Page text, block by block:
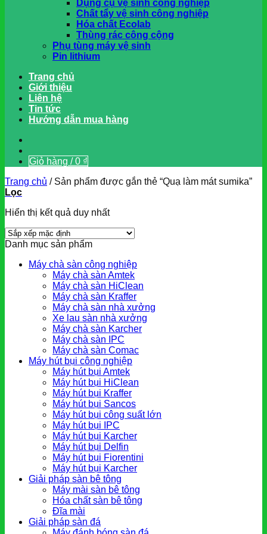
Dụng cụ vệ sinh công nghiệp
Chất tẩy vệ sinh công nghiệp
Hóa chất Ecolab
Thùng rác công cộng
Phụ tùng máy vệ sinh
Pin lithium
Trang chủ
Giới thiệu
Liên hệ
Tin tức
Hướng dẫn mua hàng
Giỏ hàng /0 ₫
Trang chủ /Sản phẩm được gắn thẻ “Quạ làm mát sumika”
Lọc
Hiển thị kết quả duy nhất
Danh mục sản phẩm
Máy chà sàn công nghiệp
Máy chà sàn Amtek
Máy chà sàn HiClean
Máy chà sàn Kraffer
Máy chà sàn nhà xưởng
Xe lau sàn nhà xưởng
Máy chà sàn Karcher
Máy chà sàn IPC
Máy chà sàn Comac
Máy hút bụi công nghiệp
Máy hút bụi Amtek
Máy hút bụi HiClean
Máy hút bụi Kraffer
Máy hút bụi Sancos
Máy hút bụi công suất lớn
Máy hút bụi IPC
Máy hút bụi Karcher
Máy hút bụi Delfin
Máy hút bụi Fiorentini
Máy hút bụi Karcher
Giải pháp sàn bê tông
Máy mài sàn bê tông
Hóa chất sàn bê tông
Đĩa mài
Giải pháp sàn đá